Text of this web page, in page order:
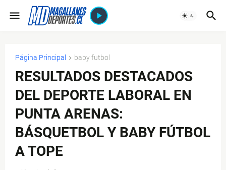
Página Principal baby futbol
RESULTADOS DESTACADOS
DEL DEPORTE LABORAL EN
PUNTA ARENAS:
BÁSQUETBOL Y BABY FÚTBOL
A TOPE